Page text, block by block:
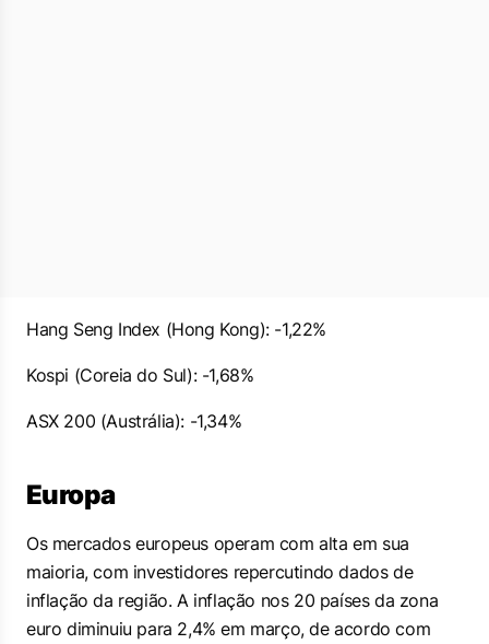
Hang Seng Index (Hong Kong): -1,22%
Kospi (Coreia do Sul): -1,68%
ASX 200 (Austrália): -1,34%
Europa
Os mercados europeus operam com alta em sua
maioria, com investidores repercutindo dados de
inflação da região. A inflação nos 20 países da zona
euro diminuiu para 2,4% em março, de acordo com